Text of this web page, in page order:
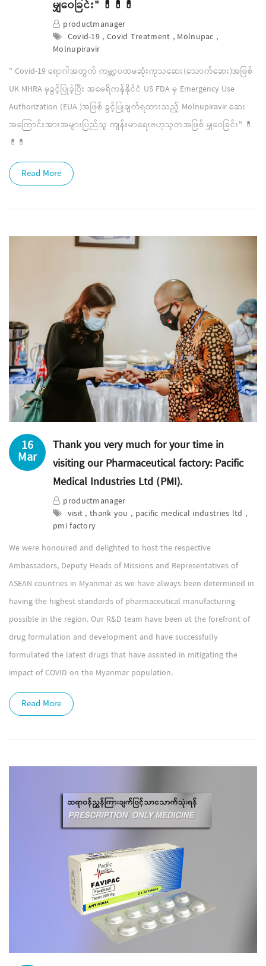
မျှဝေခြင်း" 💊💊💊
productmanager
Covid-19 , Covid Treatment , Molnupac ,
Molnupiravir
" Covid-19 ရောဂါအတွက် ကမ္ဘာ့ပထမဆုံးကုသဆေး(သောက်ဆေး)အဖြစ်
UK MHRA မှခွင့်ပြုခဲ့ပြီး အမေရိကန်နိုင်ငံ US FDA မှ Emergency Use
Authorization (EUA )အဖြစ် ခွင့်ပြုချက်ရထားသည့် Molnupiravir ဆေး
အကြောင်းအားအများပြည်သူ ကျန်းမာရေးဗဟုသုတအဖြစ် မျှဝေခြင်း" 💊
💊💊
Read More
16
Mar
Thank you very much for your time in
visiting our Pharmaceutical factory: Pacific
Medical Industries Ltd (PMI).
productmanager
visit , thank you , pacific medical industries ltd ,
pmi factory
We were honoured and delighted to host the respective
Ambassadors, Deputy Heads of Missions and Representatives of
ASEAN countries in Myanmar as we have always been determined in
having the highest standards of pharmaceutical manufacturing
possible in the region. Our R&D team have been at the forefront of
drug formulation and development and have successfully
formulated the latest drugs that have assisted in mitigating the
impact of COVID on the Myanmar population.
Read More